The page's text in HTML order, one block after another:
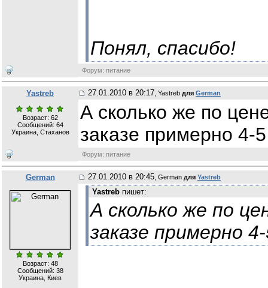
Понял, спасибо!
Форум: питание
Yastreb 27.01.2010 в 20:17 , Yastreb для German
Возраст: 62
Сообщений: 64
Украина, Стаханов
А сколько же по
заказе примерно 4-
Форум: питание
German 27.01.2010 в 20:45 , German для Yastreb
Возраст: 48
Сообщений: 38
Украина, Киев
Yastrebпишет:
А сколько же по
заказе примерно